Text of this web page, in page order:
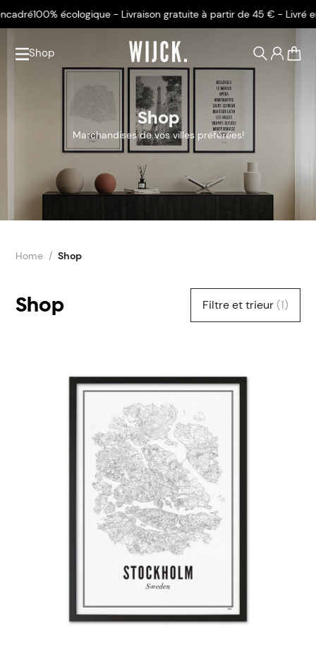
écologique - Livraison gratuite à partir de 45 € - Livré encadré
Shop
Shop
Marchandises de vos villes préférées!
Home Shop
Shop Filtre et trieur (1)